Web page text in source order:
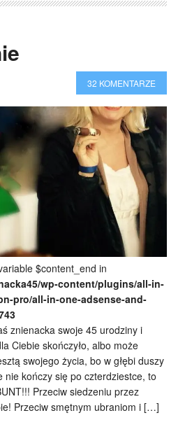
32 KOMENTARZE
$content_end in
wp-content/plugins/all-in-
pro/all-in-one-adsense-and-
znienacka swoje 45 urodziny i
Ciebie skończyło, albo może
swojego życia, bo w głębi duszy
nie kończy się po czterdziestce, to
Przeciw siedzeniu przez
Przeciw smętnym ubraniom i […]